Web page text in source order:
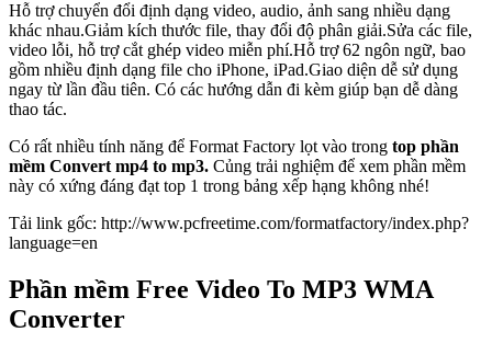
Hỗ trợ chuyển đổi định dạng video, audio, ảnh sang nhiều dạng
khác nhau.Giảm kích thước file, thay đổi độ phân giải.Sửa các file,
video lỗi, hỗ trợ cắt ghép video miễn phí.Hỗ trợ 62 ngôn ngữ, bao
gồm nhiều định dạng file cho iPhone, iPad.Giao diện dễ sử dụng
ngay từ lần đầu tiên. Có các hướng dẫn đi kèm giúp bạn dễ dàng
thao tác.
Có rất nhiều tính năng để Format Factory lọt vào trong top phần
mềm Convert mp4 to mp3. Củng trải nghiệm để xem phần mềm
này có xứng đáng đạt top 1 trong bảng xếp hạng không nhé!
Tải link gốc: http://www.pcfreetime.com/formatfactory/index.php?
language=en
Phần mềm Free Video To MP3 WMA
Converter